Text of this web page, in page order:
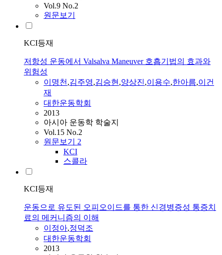
Vol.9 No.2
원문보기
KCI등재
저항성 운동에서 Valsalva Maneuver 호흡기법의 효과와
위험성
이명천,김주영,김승현,양상진,이용수,한아름,이건
재
대한운동학회
2013
아시아 운동학 학술지
Vol.15 No.2
원문보기 2
KCI
스콜라
KCI등재
운동으로 유도된 오피오이드를 통한 신경병증성 통증치
료의 메커니즘의 이해
이정아,정덕조
대한운동학회
2013